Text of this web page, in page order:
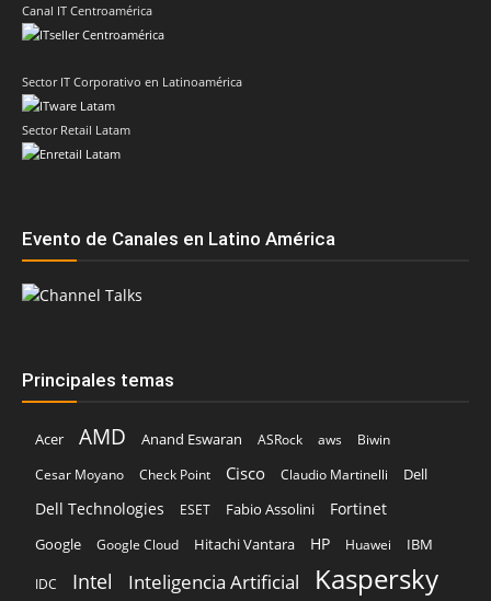
Canal IT Centroamérica
Sector IT Corporativo en Latinoamérica
Sector Retail Latam
Evento de Canales en Latino América
Principales temas
Acer AMD Anand Eswaran ASRock aws
Biwin
Cesar Moyano
Check Point Cisco Claudio Martinelli Dell
Dell Technologies ESET Fabio Assolini Fortinet
Google Google Cloud Hitachi Vantara HP Huawei IBM
IDC Intel Inteligencia Artificial Kaspersky